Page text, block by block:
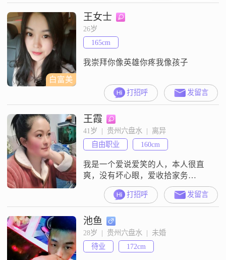
大读高中，老二上小学，孩子性格
开朗，懂事体贴，平日由我独自照
料。目前有稳定工作与自住小居
所，经济独立，能把自己和孩子的
生活打理得安稳有序。性格温和包
容，情绪稳定。无不良嗜好，日常
白富美
王女士
26岁
165cm
我崇拜你像英雄你疼我像孩子
打招呼 发留言
王霞
41岁  |  贵州六盘水  |  离异
自由职业
160cm
我是一个爱说爱笑的人，本人很直
爽，没有坏心眼，爱收拾家务
##3002##找一个相互理解，相互包
容的他##3002##（不找属马，属羊
的对象）
打招呼 发留言
池鱼
28岁  |  贵州六盘水  |  未婚
待业
172cm